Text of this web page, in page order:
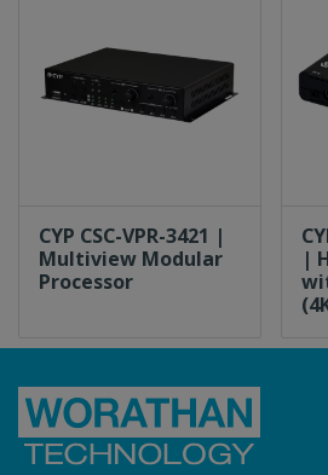
CYP CSC-VPR-3421 |
Multiview Modular
Processor
|